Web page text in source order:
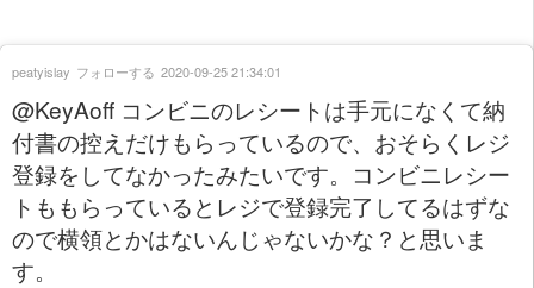
@KeyAoff コンビニのレシートは手元になくて納
付書の控えだけもらっているので、おそらくレジ
登録をしてなかったみたいです。コンビニレシー
トももらっているとレジで登録完了してるはずな
ので横領とかはないんじゃないかな？と思いま
す。
peatyislay フォローする 2020-09-25 21:34:01